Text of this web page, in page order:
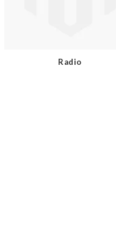
Radio